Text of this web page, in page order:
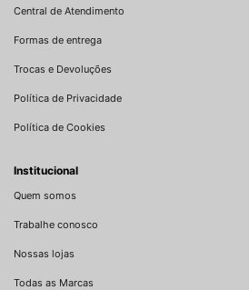
Central de Atendimento
Formas de entrega
Trocas e Devoluções
Política de Privacidade
Política de Cookies
Institucional
Quem somos
Trabalhe conosco
Nossas lojas
Todas as Marcas